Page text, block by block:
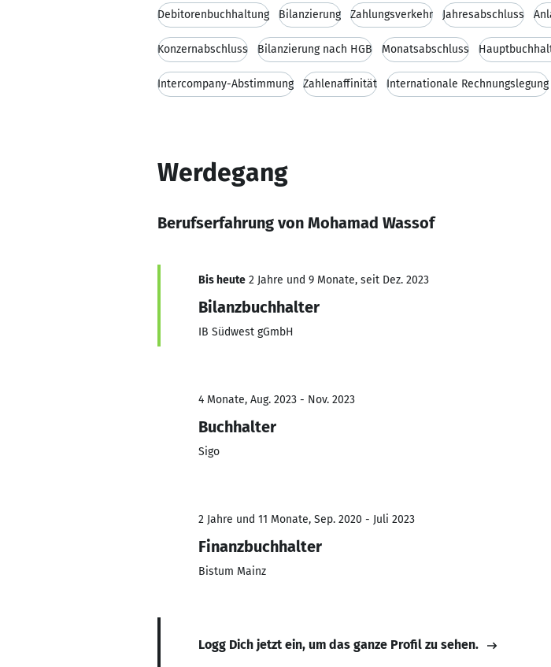
Debitorenbuchhaltung Bilanzierung Zahlungsverkehr Jahresabschluss
Konzernabschluss Bilanzierung nach HGB Monatsabschluss
Intercompany-Abstimmung Zahlenaffinität Internationale Rechnungslegung
Werdegang
Berufserfahrung von Mohamad Wassof
Bis heute 2 Jahre und 9 Monate, seit Dez. 2023
Bilanzbuchhalter
IB Südwest gGmbH
4 Monate, Aug. 2023 - Nov. 2023
Buchhalter
Sigo
2 Jahre und 11 Monate, Sep. 2020 - Juli 2023
Finanzbuchhalter
Bistum Mainz
Logg Dich jetzt ein, um das ganze Profil zu sehen.